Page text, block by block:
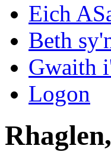
Eich
Beth
Gwaith
Logon